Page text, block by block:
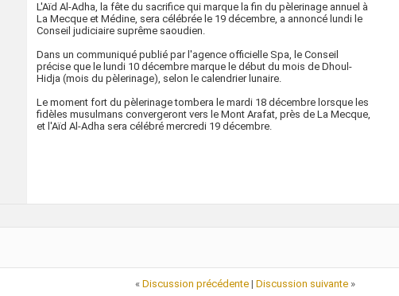
L'Aïd Al-Adha, la fête du sacrifice qui marque la fin du pèlerinage annuel à
La Mecque et Médine, sera célébrée le 19 décembre, a annoncé lundi le
Conseil judiciaire suprême saoudien.
Dans un communiqué publié par l'agence officielle Spa, le Conseil
précise que le lundi 10 décembre marque le début du mois de Dhoul-
Hidja (mois du pèlerinage), selon le calendrier lunaire.
Le moment fort du pèlerinage tombera le mardi 18 décembre lorsque les
fidèles musulmans convergeront vers le Mont Arafat, près de La Mecque,
et l'Aïd Al-Adha sera célébré mercredi 19 décembre.
« Discussion précédente| Discussion suivante »